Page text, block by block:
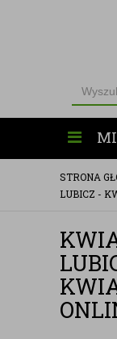
STRONA
LUBICZ -